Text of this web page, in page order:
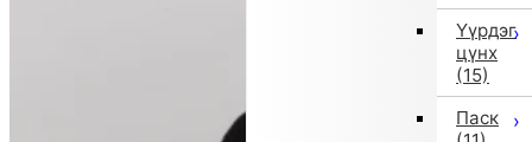
Үүрдэг
цүнх
(15)
Паск